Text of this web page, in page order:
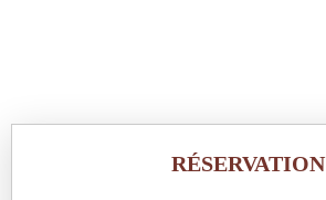
RÉSERVATION